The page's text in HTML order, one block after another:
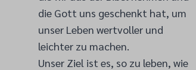
die Gott uns geschenkt hat, um
unser Leben wertvoller und
leichter zu machen.
Unser Ziel ist es, so zu leben, wie